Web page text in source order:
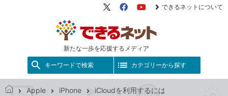
新たな一歩を応援するメディア
X（旧
FacebookYouTube
できるネットについて
キーワードで検索 カテゴリーから探す
Apple iPhone iCloudを利用するには